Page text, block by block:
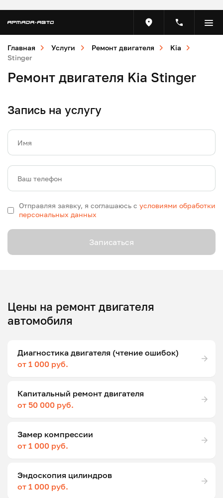
Главная Услуги Ремонт двигателя
Kia
Stinger
Ремонт двигателя Kia Stinger
Запись на услугу
Имя
Ваш телефон
Отправляя заявку, я соглашаюсь с условиями обработки
персональных данных
Записаться
Цены на ремонт двигателя
автомобиля
Диагностика двигателя (чтение ошибок)
от 1 000 руб.
Капитальный ремонт двигателя
от 50 000 руб.
Замер компрессии
от 1 000 руб.
Эндоскопия цилиндров
от 1 000 руб.